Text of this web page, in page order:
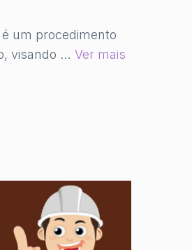
um procedimento
visando … Ver mais